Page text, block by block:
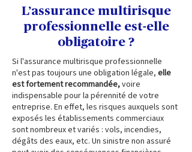
L’assurance multirisque
professionnelle est-elle
obligatoire ?
Si l'assurance multirisque professionnelle
n'est pas toujours une obligation légale, elle
est fortement recommandée,voire
indispensable pour la pérennité de votre
entreprise. En effet, les risques auxquels sont
exposés les établissements commerciaux
sont nombreux et variés : vols, incendies,
dégâts des eaux, etc. Un sinistre non assuré